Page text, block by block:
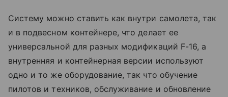
Систему можно ставить как внутри самолета, так
и в подвесном контейнере, что делает ее
универсальной для разных модификаций F-16, а
внутренняя и контейнерная версии используют
одно и то же оборудование, так что обучение
пилотов и техников, обслуживание и обновление